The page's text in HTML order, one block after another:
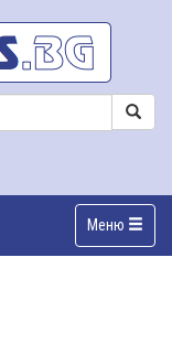
Меню